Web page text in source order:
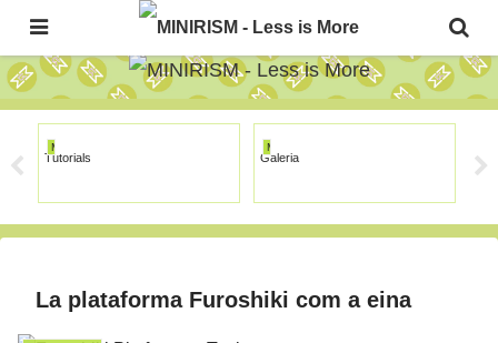
The Japanese Minimalism Art Movement!
MINIRISM
Tutorials
MINIRISM
Galeria
La plataforma Furoshiki com a eina